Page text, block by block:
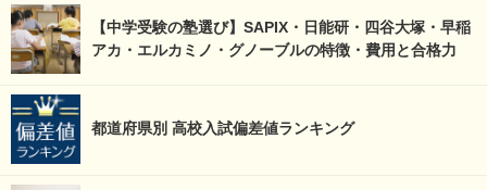
【中学受験の塾選び】SAPIX・日能研・四谷大塚・早稲
アカ・エルカミノ・グノーブルの特徴・費用と合格力
都道府県別 高校入試偏差値ランキング